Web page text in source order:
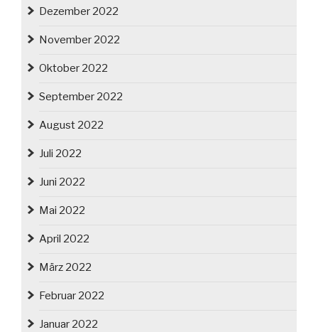
Dezember 2022
November 2022
Oktober 2022
September 2022
August 2022
Juli 2022
Juni 2022
Mai 2022
April 2022
März 2022
Februar 2022
Januar 2022